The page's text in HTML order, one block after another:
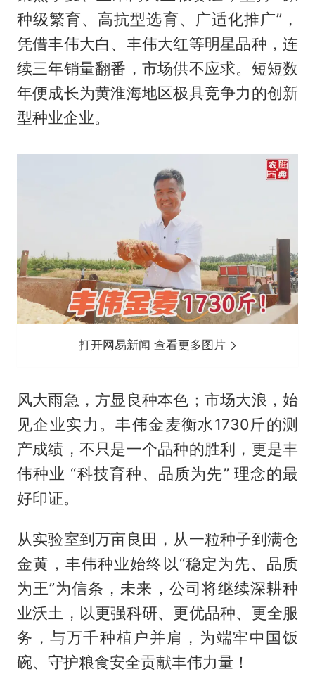
种级繁育、高抗型选育、广适化推广”，
凭借丰伟大白、丰伟大红等明星品种，连
续三年销量翻番，市场供不应求。短短数
年便成长为黄淮海地区极具竞争力的创新
型种业企业。
打开网易新闻 查看更多图片
风大雨急，方显良种本色；市场大浪，始
见企业实力。丰伟金麦衡水1730斤的测
产成绩，不只是一个品种的胜利，更是丰
伟种业 “科技育种、品质为先” 理念的最
好印证。
从实验室到万亩良田，从一粒种子到满仓
金黄，丰伟种业始终以“稳定为先、品质
为王”为信条，未来，公司将继续深耕种
业沃土，以更强科研、更优品种、更全服
务，与万千种植户并肩，为端牢中国饭
碗、守护粮食安全贡献丰伟力量！